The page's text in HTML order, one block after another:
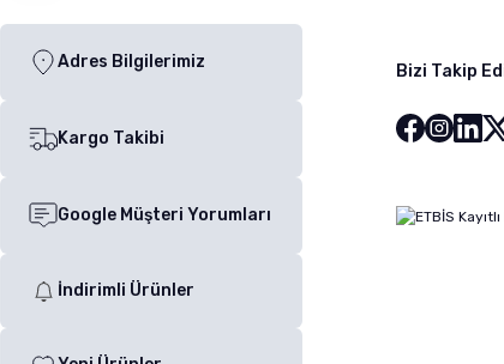
Adres Bilgilerimiz
Kargo Takibi
Google Müşteri Yorumları
İndirimli Ürünler
Bizi Takip